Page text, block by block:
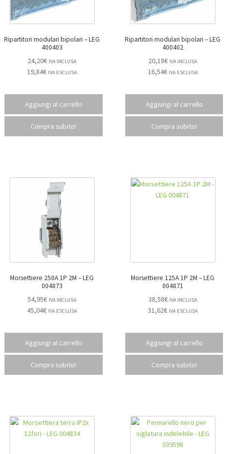
Ripartitori modulari bipolari – LEG
400403
24,20€ IVA INCLUSA
19,84€ IVA ESCLUSA
Aggiungi al carrello
Compra subito!
Ripartitori modulari bipolari – LEG
400402
20,18€ IVA INCLUSA
16,54€ IVA ESCLUSA
Aggiungi al carrello
Compra subito!
Morsettiere 250A 1P 2M – LEG
004873
54,95€ IVA INCLUSA
45,04€ IVA ESCLUSA
Aggiungi al carrello
Compra subito!
Morsettiere 125A 1P 2M – LEG
004871
38,58€ IVA INCLUSA
31,62€ IVA ESCLUSA
Aggiungi al carrello
Compra subito!